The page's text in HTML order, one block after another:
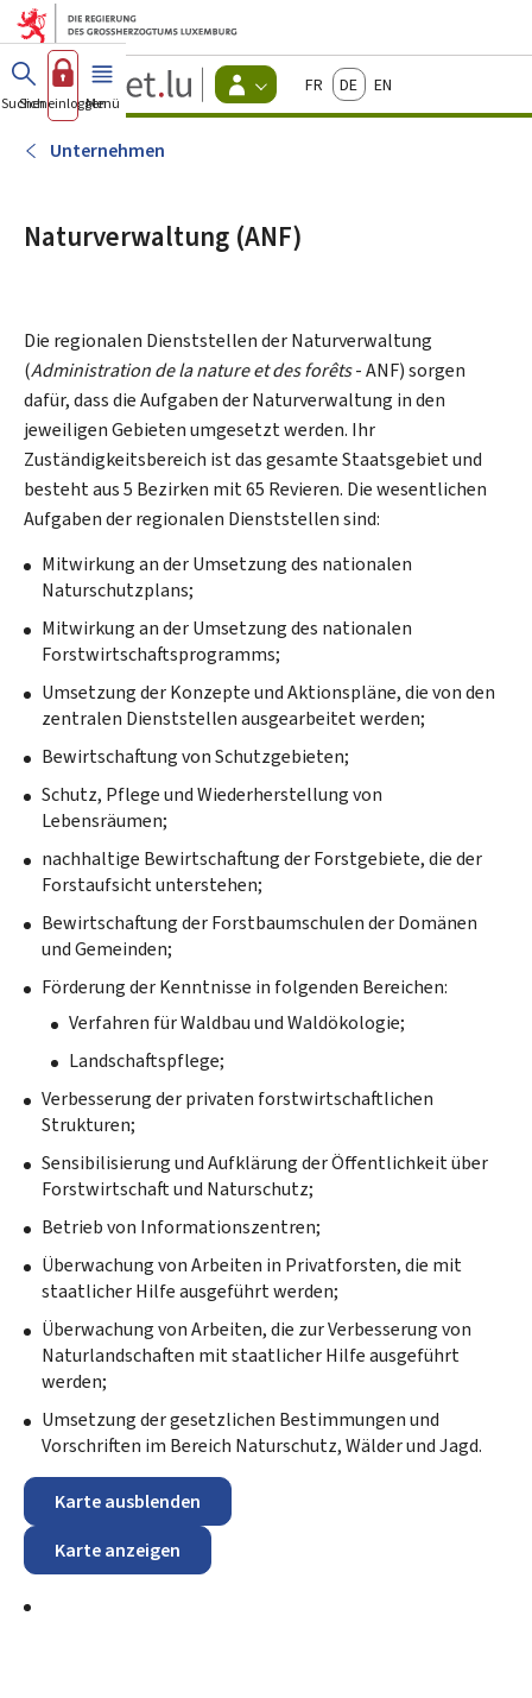
Zum Hauptmenü
Zum Inhalt
Guichet.lu
Changer
d'espace
FrançaisDeutschEnglish
Suchen
Sich einloggen
Menü Haupt-
Unternehmen
Naturverwaltung (ANF)
Die regionalen Dienststellen der Naturverwaltung
(Administration de la nature et des forêts- ANF) sorgen
dafür, dass die Aufgaben der Naturverwaltung in den
jeweiligen Gebieten umgesetzt werden. Ihr
Zuständigkeitsbereich ist das gesamte Staatsgebiet und
besteht aus 5 Bezirken mit 65 Revieren. Die wesentlichen
Aufgaben der regionalen Dienststellen sind:
Mitwirkung an der Umsetzung des nationalen
Naturschutzplans;
Mitwirkung an der Umsetzung des nationalen
Forstwirtschaftsprogramms;
Umsetzung der Konzepte und Aktionspläne, die von den
zentralen Dienststellen ausgearbeitet werden;
Bewirtschaftung von Schutzgebieten;
Schutz, Pflege und Wiederherstellung von
Lebensräumen;
nachhaltige Bewirtschaftung der Forstgebiete, die der
Forstaufsicht unterstehen;
Bewirtschaftung der Forstbaumschulen der Domänen
und Gemeinden;
Förderung der Kenntnisse in folgenden Bereichen:
Verfahren für Waldbau und Waldökologie;
Landschaftspflege;
Verbesserung der privaten forstwirtschaftlichen
Strukturen;
Sensibilisierung und Aufklärung der Öffentlichkeit über
Forstwirtschaft und Naturschutz;
Betrieb von Informationszentren;
Überwachung von Arbeiten in Privatforsten, die mit
staatlicher Hilfe ausgeführt werden;
Überwachung von Arbeiten, die zur Verbesserung von
Naturlandschaften mit staatlicher Hilfe ausgeführt
werden;
Umsetzung der gesetzlichen Bestimmungen und
Vorschriften im Bereich Naturschutz, Wälder und Jagd.
Karte ausblenden
Karte anzeigen